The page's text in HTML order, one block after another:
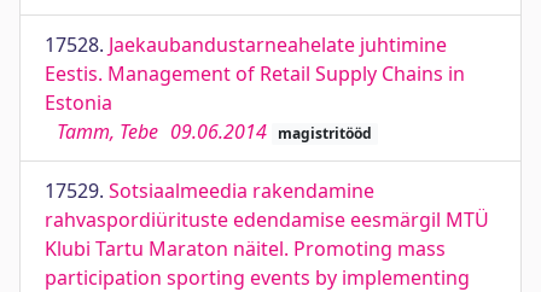
17528. Jaekaubandustarneahelate juhtimine
Eestis. Management of Retail Supply Chains in
Estonia
Tamm, Tebe 09.06.2014 magistritööd
17529. Sotsiaalmeedia rakendamine
rahvaspordiürituste edendamise eesmärgil MTÜ
Klubi Tartu Maraton näitel. Promoting mass
participation sporting events by implementing